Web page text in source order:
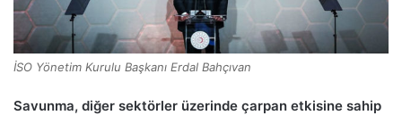
İSO Yönetim Kurulu Başkanı Erdal Bahçıvan
Savunma, diğer sektörler üzerinde çarpan etkisine sahip